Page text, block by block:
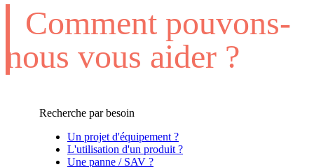
Comment pouvons-
nous vous aider ?
Recherche par besoin
Un projet d'équipement ?
L'utilisation d'un produit ?
Une panne / SAV ?